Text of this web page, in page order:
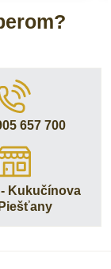
657 700
Kukučínova